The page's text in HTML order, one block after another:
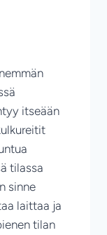
itseään
tilassa
sinne
laittaa ja
tilan